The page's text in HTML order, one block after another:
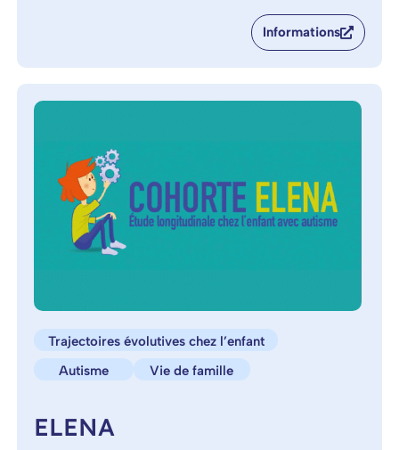
Informations
Trajectoires évolutives chez l’enfant
Autisme
Vie de famille
ELENA